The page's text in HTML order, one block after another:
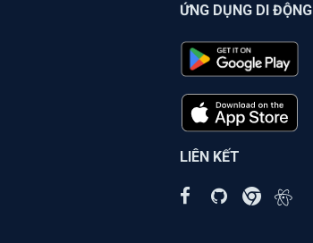
ỨNG DỤNG DI ĐỘNG
LIÊN KẾT